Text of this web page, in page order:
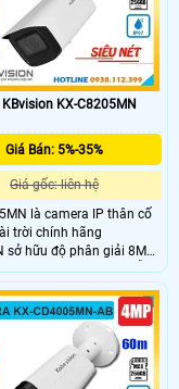
kẻ xâm nhập, chuẩn
nắng mưa tốt phù hợp lắp
trời.
KX-C8205MN
Giá Bán: 5%-35%
Giá gốc: liên hệ
là camera IP thân cố
trời chính hãng
sở hữu độ phân giải 8MP
siêu nét. Camera hỗ
ban đêm lên đến
cắm thẻ nhớ tối đa
năng phân biệt người và
qua POE. Với thiết kế
chắc chắn đạt chuẩn
IP67, KX-C8205MN là